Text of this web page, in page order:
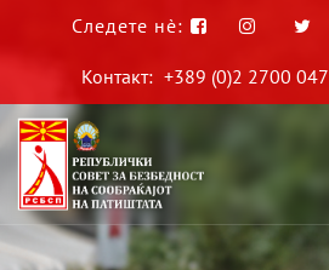
Следете нè:
Контакт: +389 (0)2 2700 047